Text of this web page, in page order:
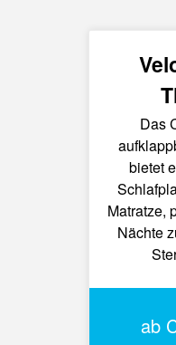
Das
bietet
Matratze,
Nächte
ab